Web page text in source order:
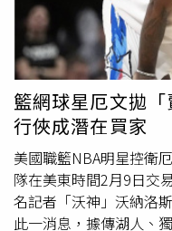
不禁自嘲說：「每次看
『到底哪個傻瓜把他排
默自嘲自己把他排太後
籃網球星厄文拋
行俠成潛在買家
美國職籃NBA明星控衛
隊在美東時間2月9日交
名記者「沃神」沃納洛
此一消息，據傳湖人、